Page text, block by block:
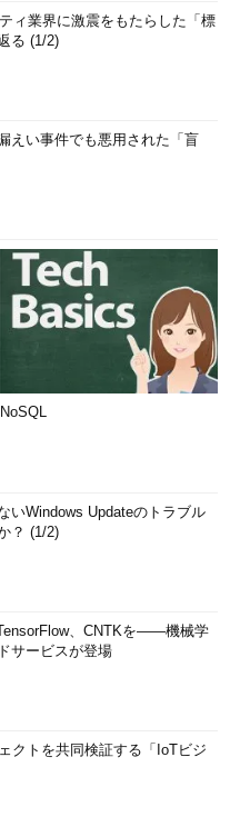
ィ業界に激震をもたらした「標
る (1/2)
えい事件でも悪用された「盲
NoSQL
いWindows Updateのトラブル
？ (1/2)
、CNTKを――機械学
サービスが登場
クトを共同検証する「IoTビジ